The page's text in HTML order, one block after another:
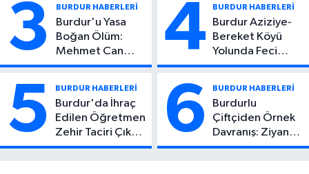
3 BURDUR HABERLERİ
Burdur'u Yasa
Boğan Ölüm:
Mehmet Can
Atıcı Genç Yaşta
4 BURDUR HABERLERİ
Burdur Aziziye-
Bereket Köyü
Yolunda Feci
Kaza: 1 Ölü, 2
5 BURDUR HABERLERİ
Burdur'da İhraç
Edilen Öğretmen
Zehir Taciri Çıktı:
Binlerce
6 BURDUR HABERLERİ
Burdurlu
Çiftçiden Örnek
Davranış: Ziyan
Olmasın Diye